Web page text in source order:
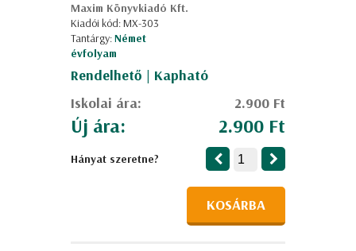
Maxim Könyvkiadó Kft.
Kiadói kód: MX-303
Tantárgy:Német
évfolyam
Rendelhető | Kapható
Iskolai ára:
2.900 Ft
Új ára: 2.900 Ft
Hányat szeretne?
KOSÁRBA